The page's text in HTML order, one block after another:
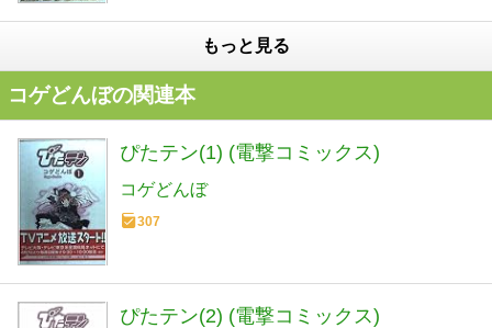
もっと見る
コゲどんぼの関連本
ぴたテン(1) (電撃コミックス)
コゲどんぼ
307
ぴたテン(2) (電撃コミックス)